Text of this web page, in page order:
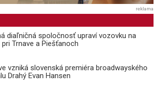
reklama
diaľničná spoločnosť upraví vozovku na
Trnave a Piešťanoch
vzniká slovenská premiéra broadwayského
Drahý Evan Hansen